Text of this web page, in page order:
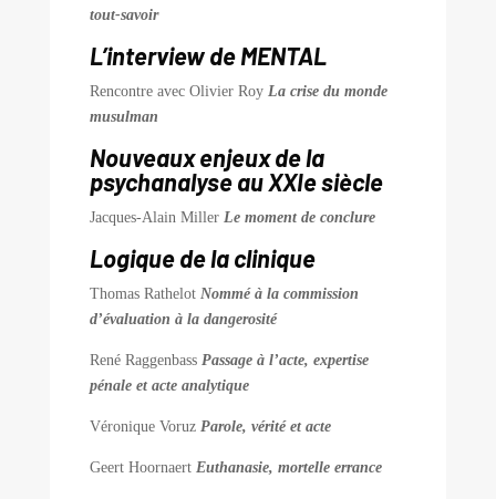
tout-savoir
L’interview de MENTAL
Rencontre avec Olivier Roy La crise du monde
musulman
Nouveaux enjeux de la
psychanalyse au XXIe siècle
Jacques-Alain Miller Le moment de conclure
Logique de la clinique
Thomas Rathelot Nommé à la commission
d’évaluation à la dangerosité
René Raggenbass Passage à l’acte, expertise
pénale et acte analytique
Véronique Voruz Parole, vérité et acte
Geert Hoornaert Euthanasie, mortelle errance